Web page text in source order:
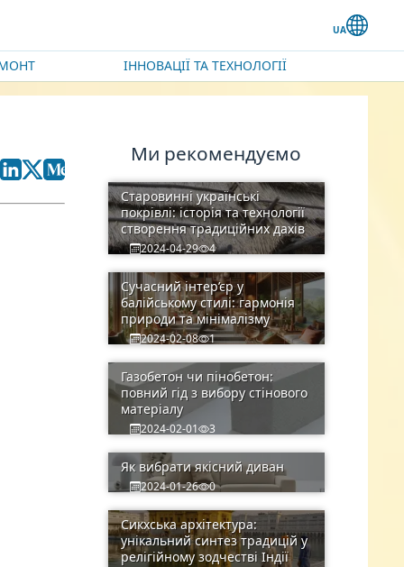
ІННОВАЦІЇ ТА ТЕХНОЛОГІЇ
Ми рекомендуємо
Старовинні українські
покрівлі: історія та технології
створення традиційних дахів
2024-04-29 4
Сучасний інтер’єр у
балійському стилі: гармонія
природи та мінімалізму
2024-02-08 1
Газобетон чи пінобетон:
повний гід з вибору стінового
матеріалу
2024-02-01 3
Як вибрати якісний диван
2024-01-26 0
Сикхська архітектура:
унікальний синтез традицій у
релігійному зодчестві Індії